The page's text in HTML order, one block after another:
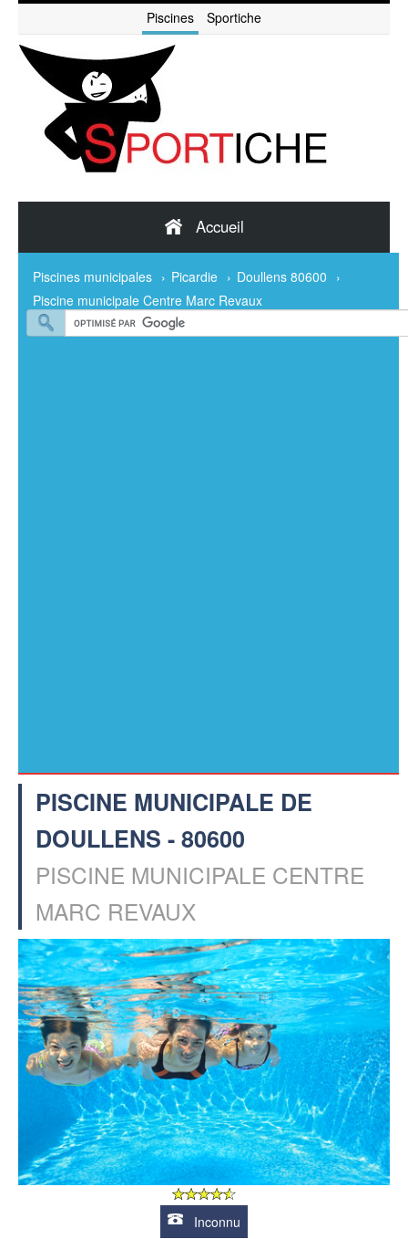
Piscines Sportiche
Accueil
Piscines municipales › Picardie › Doullens 80600 ›
Piscine municipale Centre Marc Revaux
PISCINE MUNICIPALE DE
DOULLENS - 80600
PISCINE MUNICIPALE CENTRE
MARC REVAUX
Inconnu